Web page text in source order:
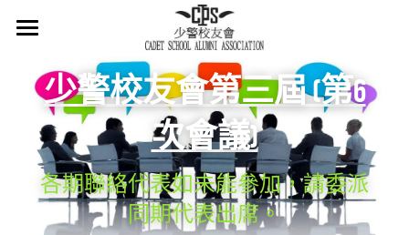
關於我們
會章
少警冷知識
少警校友會第三屆 (第6
次會議)
各期聯絡代表如未能參加，請委派
同期代表出席。
商品分類
所有商品分類